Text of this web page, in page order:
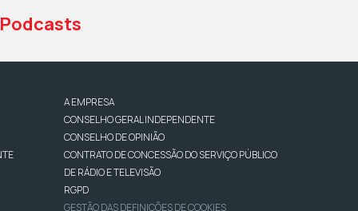
Podcasts
A EMPRESA
CONSELHO GERAL INDEPENDENTE
CONSELHO DE OPINIÃO
CONTRATO DE CONCESSÃO DO SERVIÇO PÚBLICO
DE RÁDIO E TELEVISÃO
RGPD
GESTÃO DAS DEFINIÇÕES DE COOKIES